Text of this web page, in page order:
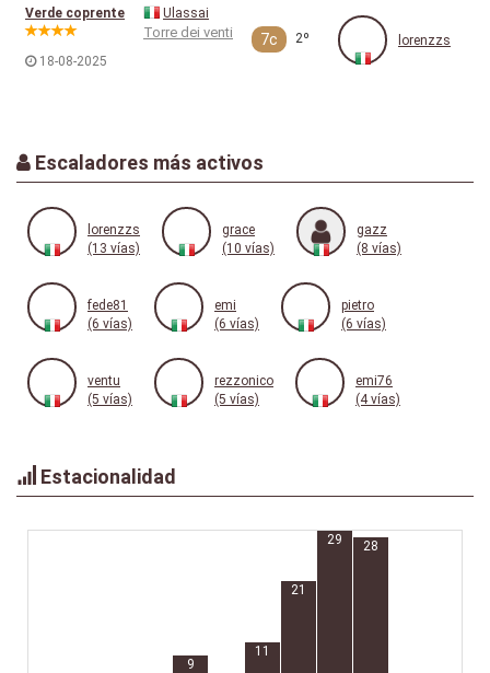
Verde coprente
18-08-2025
Ulassai
Torre dei venti 7c 2º lorenzzs
Escaladores más activos
lorenzzs
(13 vías)
grace
(10 vías)
gazz
(8 vías)
fede81
(6 vías)
emi
(6 vías)
pietro
(6 vías)
ventu
(5 vías)
rezzonico
(5 vías)
emi76
(4 vías)
Estacionalidad
9
11
21
29 28